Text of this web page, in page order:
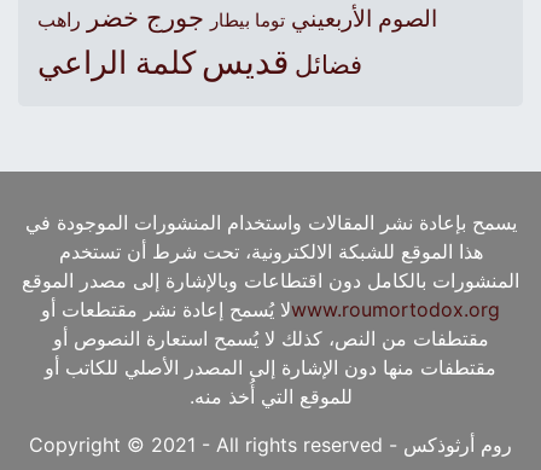
الصوم الأربعيني توما بيطار جورج خضر راهب
فضائل قديس كلمة الراعي
يسمح بإعادة نشر المقالات واستخدام المنشورات الموجودة في
هذا الموقع للشبكة الالكترونية، تحت شرط أن تستخدم
المنشورات بالكامل دون اقتطاعات وبالإشارة إلى مصدر الموقع
www.roumortodox.orgلا يُسمح إعادة نشر مقتطعات أو
مقتطفات من النص، كذلك لا يُسمح استعارة النصوص أو
مقتطفات منها دون الإشارة إلى المصدر الأصلي للكاتب أو
للموقع التي أُخذ منه.
روم أرثوذكس - Copyright © 2021 - All rights reserved